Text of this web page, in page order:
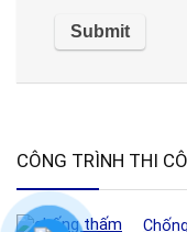
CÔNG TRÌNH THI